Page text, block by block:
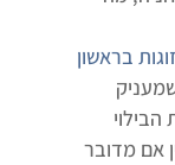
בראשון
אם מדובר